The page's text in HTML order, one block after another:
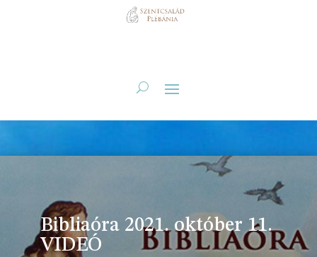
Bibliaóra 2021. október 11.
VIDEÓ